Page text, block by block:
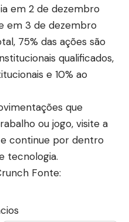
em 2 de dezembro
em 3 de dezembro
75% das ações são
qualificados,
e 10% ao
que
ou jogo, visite a
e continue por dentro
tecnologia.
Fonte: